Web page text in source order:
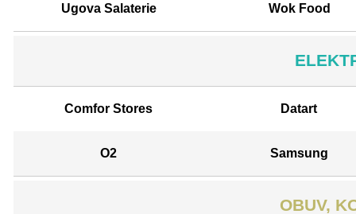
Ugova Salaterie Wok Food
Comfor Stores Datart
O2 Samsung
OBUV,